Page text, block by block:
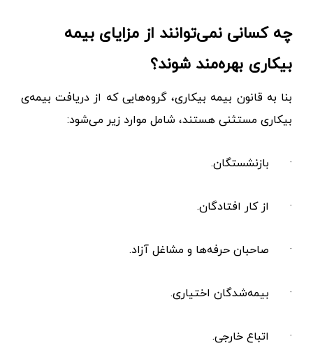
چه کسانی نمی‌توانند از مزایای بیمه
بیکاری بهره‌مند شوند؟
بنا به قانون بیمه بیکاری، گروه‌هایی که از دریافت بیمه‌ی
بیکاری مستثنی هستند، شامل موارد زیر می‌شود:
· بازنشستگان.
· از کار افتادگان.
· صاحبان حرفه‌ها و مشاغل آزاد.
· بیمه‌شدگان اختیاری.
· اتباع خارجی.